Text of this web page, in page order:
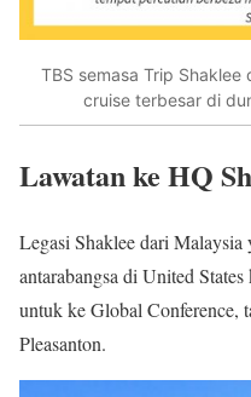
TBS semasa Trip
cruise terbesar di
Lawatan ke HQ
Legasi Shaklee dari
antarabangsa di United
untuk ke Global Conference,
Pleasanton.